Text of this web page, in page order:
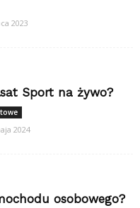
2023
Sport na żywo?
2024
osobowego?